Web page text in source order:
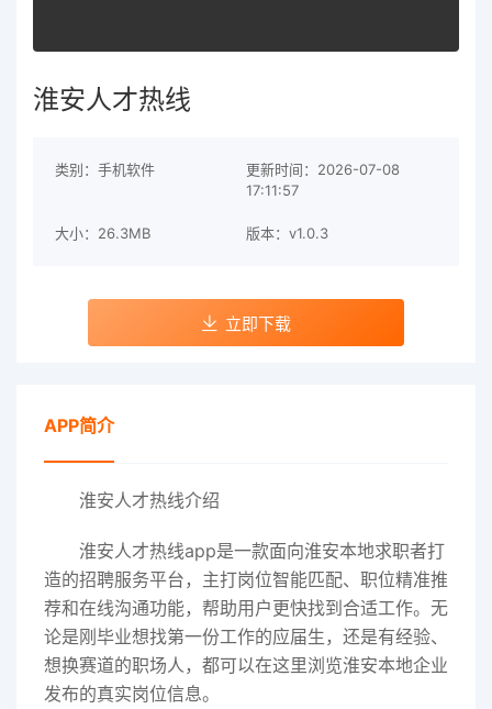
淮安人才热线
类别：手机软件
更新时间：2026-07-08
17:11:57
大小：26.3MB 版本：v1.0.3
立即下载
APP简介
淮安人才热线介绍
淮安人才热线app是一款面向淮安本地求职者打
造的招聘服务平台，主打岗位智能匹配、职位精准推
荐和在线沟通功能，帮助用户更快找到合适工作。无
论是刚毕业想找第一份工作的应届生，还是有经验、
想换赛道的职场人，都可以在这里浏览淮安本地企业
发布的真实岗位信息。